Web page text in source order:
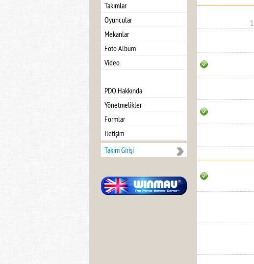
Takımlar
Oyuncular
Mekanlar
Foto Albüm
Video
PDO Hakkında
Yönetmelikler
Formlar
İletişim
Takım Girişi